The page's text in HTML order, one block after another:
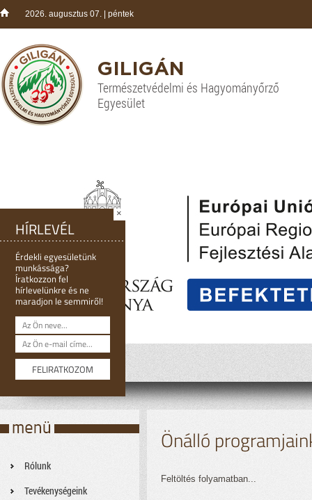
2026. augusztus 07. | péntek
GILIGÁN
Természetvédelmi és Hagyományőrző
Egyesület
Rólunk
Tevékenységeink
Önálló
Feltöltés folyamatban...
HÍRLEVÉL
Érdekli egyesületünk
munkássága?
Íratkozzon fel
hírlevelünkre és ne
maradjon le semmiről!
×